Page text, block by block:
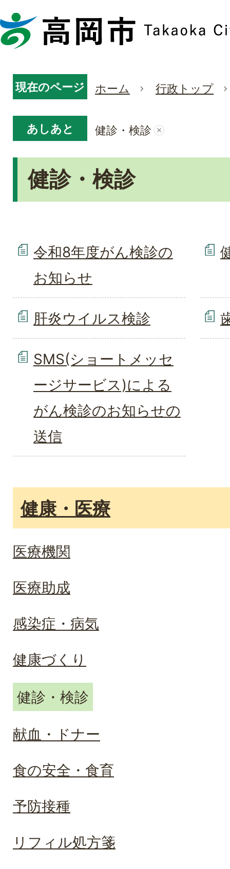
現在のページ ホーム 行政トップ
あしあと 健診・検診
健診・検診
令和8年度がん検診の
お知らせ
肝炎ウイルス検診
SMS(ショートメッセ
ージサービス)による
がん検診のお知らせの
送信
健康・医療
医療機関
医療助成
感染症・病気
健康づくり
健診・検診
献血・ドナー
食の安全・食育
予防接種
リフィル処方箋